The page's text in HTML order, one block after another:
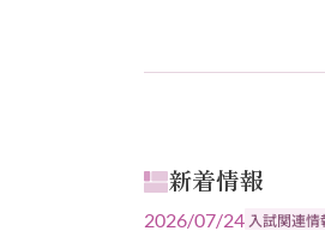
新着情報
2026/07/24 入試関連情